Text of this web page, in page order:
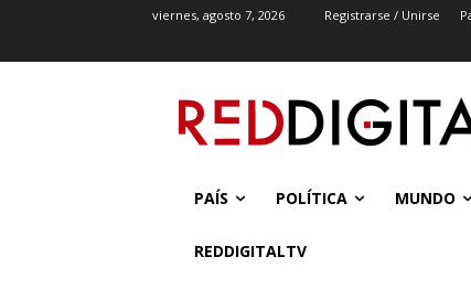
viernes, agosto 7, 2026 Registrarse / Unirse
PAÍS POLÍTICA MUNDO
REDDIGITALTV